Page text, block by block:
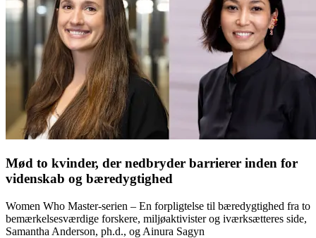
Mød to kvinder, der nedbryder barrierer inden for
videnskab og bæredygtighed
Women Who Master-serien – En forpligtelse til bæredygtighed fra to
bemærkelsesværdige forskere, miljøaktivister og iværksætteres side,
Samantha Anderson, ph.d., og Ainura Sagyn